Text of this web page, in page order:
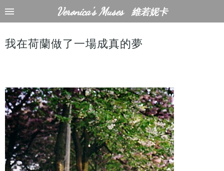
Veronica's Muses 維若妮卡
我在荷蘭做了一場成真的夢